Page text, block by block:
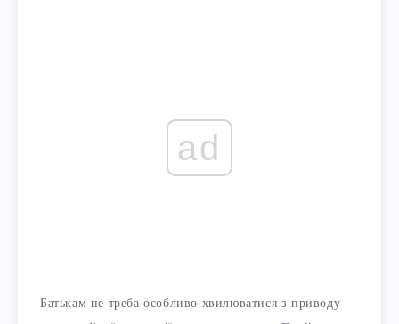
ad
Батькам не треба особливо хвилюватися з приводу